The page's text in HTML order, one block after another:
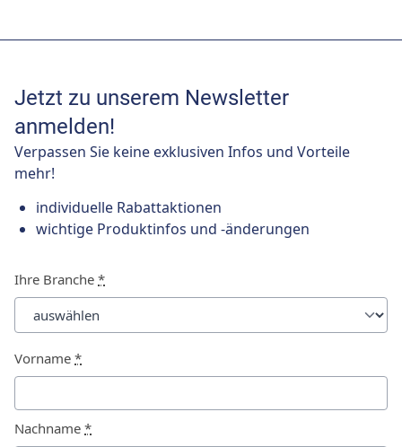
Jetzt zu unserem Newsletter
anmelden!
Verpassen Sie keine exklusiven Infos und Vorteile
mehr!
individuelle Rabattaktionen
wichtige Produktinfos und -änderungen
Ihre Branche *
Vorname *
Nachname *